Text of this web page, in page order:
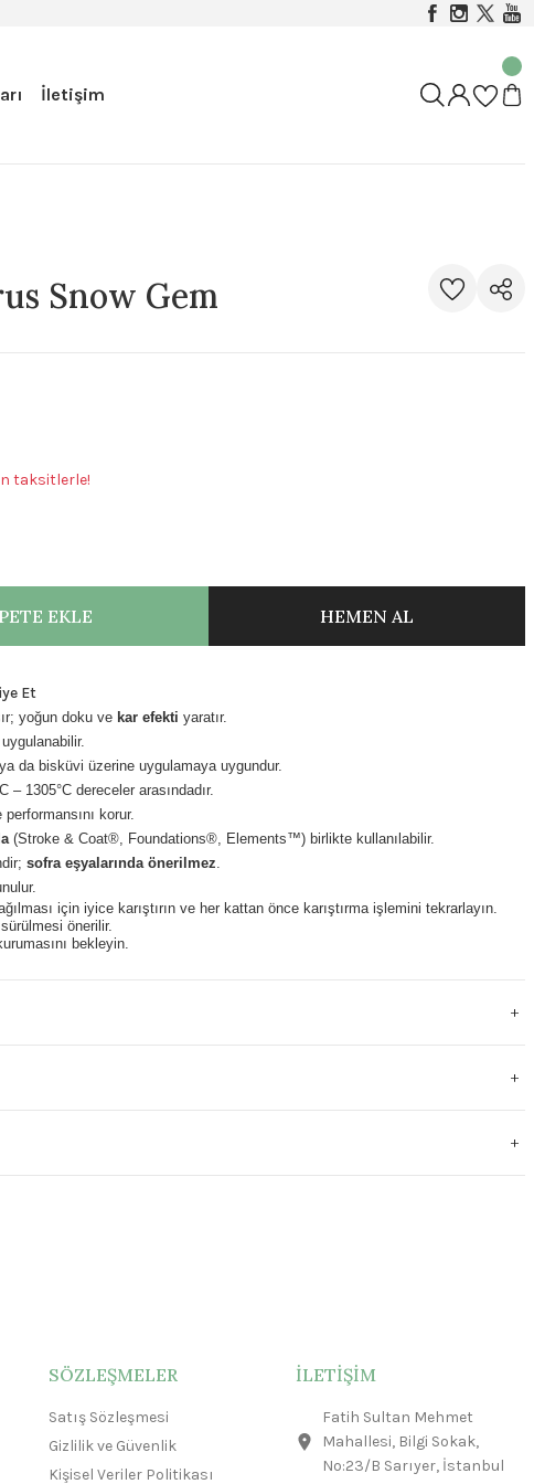
İletişim
Snow Gem
taksitlerle!
EKLE HEMEN AL
Et
yoğun doku ve kar efekti yaratır.
da bisküvi üzerine uygulamaya uygundur.
– 1305°C dereceler arasındadır.
korur.
(Stroke & Coat®, Foundations®, Elements™) birlikte kullanılabilir.
sofra eşyalarında önerilmez.
için iyice karıştırın ve her kattan önce karıştırma işlemini tekrarlayın.
önerilir.
bekleyin.
SÖZLEŞMELER
Satış Sözleşmesi
Gizlilik ve Güvenlik
Kişisel Veriler Politikası
İLETİŞİM
Fatih Sultan Mehmet
Mahallesi, Bilgi Sokak,
No:23/B Sarıyer, İstanbul